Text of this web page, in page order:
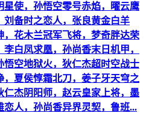
星使，孙悟空零号赤焰，曜云鹰
刘备时之恋人，张良黄金白羊
，花木兰冠军飞将，梦奇胖达荣
白凤求凰，孙尚香末日机甲，
悟空地狱火，狄仁杰超时空战士
，夏侯惇霜北刀，姜子牙天穹之
仁杰阴阳师，赵云皇家上将，墨
恋人，孙尚香异界灵契，鲁班...